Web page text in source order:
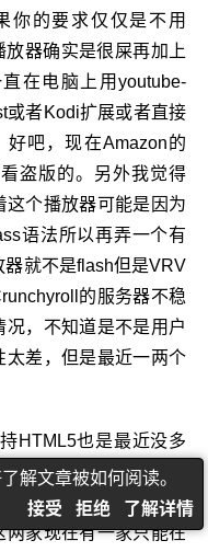
你的要求仅仅是不用
器确实是很屎再加上
在电脑上用youtube-
或者Kodi扩展或者直接
好吧，现在Amazon的
盗版的。另外我觉得
这个播放器可能是因为
语法所以再弄一个有
就不是flash但是VRV
的服务器不稳
，不知道是不是用户
太差，但是最近一两个
HTML5也是最近没多
个叫做Silverlight的绝
就因为对DRM支持的比
两家现在有一家只能在
解文章被如何阅读。
接受
拒绝 了解详情